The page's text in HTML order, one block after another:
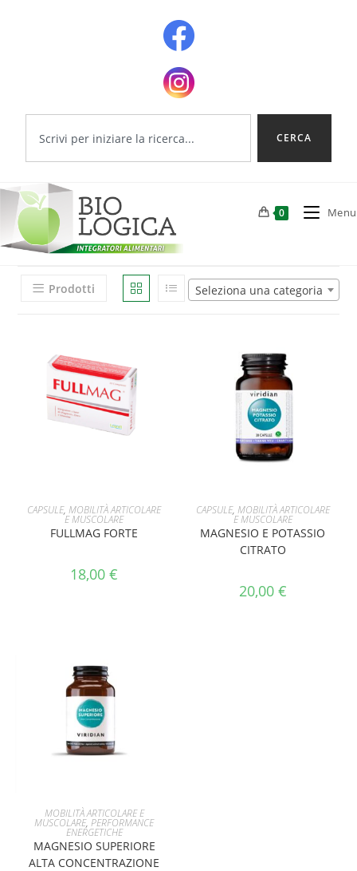
CERCA
0 Menu
Seleziona una categoria
Prodotti
AGGIUNGI AL CARRELLO
CAPSULE,MOBILITÀ ARTICOLARE
E MUSCOLARE
FULLMAG FORTE
18,00€
AGGIUNGI AL CARRELLO
CAPSULE, MOBILITÀ ARTICOLARE
E MUSCOLARE
MAGNESIO E POTASSIO
CITRATO
20,00 €
AGGIUNGI AL CARRELLO
MOBILITÀ ARTICOLARE E
MUSCOLARE,PERFORMANCE
ENERGETICHE
MAGNESIO SUPERIORE
ALTA CONCENTRAZIONE